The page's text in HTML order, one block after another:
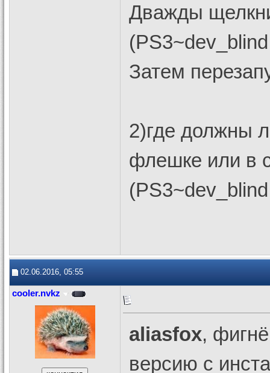
Дважды
Затем
2)где должны
флешке или в
02.06.2016, 05:55
cooler.nvkz
aliasfox,
версию с